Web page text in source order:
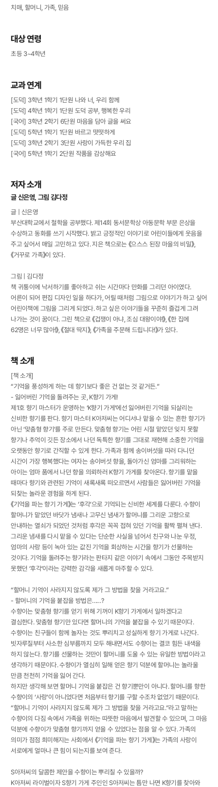
치매, 할머니, 가족, 믿음
대상 연령
초등 3~4학년
교과 연계
[도덕] 3학년 1학기 1단원 나와 너, 우리 함께
[도덕] 4학년 1학기 1단원 도덕 공부, 행복한 우리
[국어] 3학년 2학기 6단원 마음을 담아 글을 써요
[도덕] 5학년 1학기 1단원 바르고 떳떳하게
[도덕] 3학년 2학기 3단원 사랑이 가득한 우리 집
[국어] 5학년 1학기 2단원 작품을 감상해요
저자 소개
글 신은영, 그림 김다정
글 | 신은영
부산대학교에서 철학을 공부했다. 제14회 동서문학상 아동문학 부문 은상을
수상하고 동화를 쓰기 시작했다. 밝고 긍정적인 이야기로 어린이들에게 웃음을
주고 싶어서 매일 고민하고 있다. 지은 책으로는 《으스스 된장 마을의 비밀》,
《거꾸로 가족》이 있다.
그림 | 김다정
책 귀퉁이에 낙서하기를 좋아하고 쉬는 시간마다 만화를 그리던 아이였다.
어른이 되어 편집 디자인 일을 하다가, 어릴 때처럼 그림으로 이야기가 하고 싶어
어린이책에 그림을 그리게 되었다. 하고 싶은 이야기들을 꾸준히 즐겁게 그려
나가는 것이 꿈이다. 그린 책으로 《겁쟁이 아냐, 조심 대왕이야!》, 《한 집에
62명은 너무 많아!》, 《절대 딱지》, 《가족을 주문해 드립니다!》가 있다.
책 소개
[책 소개]
“기억을 풍성하게 하는 데 향기보다 좋은 건 없는 것 같거든.”
- 잃어버린 기억을 돌려주는 곳, K향기 가게!
제1호 향기 마스터가 운영하는 ‘K향기 가게’에선 잃어버린 기억을 되살리는
신비한 향기를 판다. 향기 마스터 K아저씨는 어디서나 맡을 수 있는 흔한 향기가
아닌 ‘맞춤형 향기’를 주로 만든다. 맞춤형 향기는 어린 시절 맡았던 잊지 못할
향기나 추억이 깃든 장소에서 나던 독특한 향기를 그대로 재현해 소중한 기억을
오랫동안 향기로 간직할 수 있게 한다. 가족과 함께 송이버섯을 따러 다니던
시간이 가장 행복했다는 여자는 송이버섯 향을, 돌아가신 엄마를 그리워하는
아이는 엄마 품에서 나던 향을 의뢰하러 K향기 가게를 찾아온다. 향기를 맡을
때마다 향기와 관련된 기억이 새록새록 떠오르면서 사람들은 잃어버린 기억을
되찾는 놀라운 경험을 하게 된다.
《기억을 파는 향기 가게》는 ‘후각’으로 기억되는 신비한 세계를 다룬다. 수향이
할머니가 맡았던 바닷가 냄새나 고무신 냄새가 할머니를 그리운 고향으로
안내하는 열쇠가 되었던 것처럼 후각은 꼭꼭 접혀 있던 기억을 활짝 펼쳐 낸다.
그리운 냄새를 다시 맡을 수 있다는 단순한 사실을 넘어서 친구와 나눈 우정,
엄마의 사랑 등이 녹아 있는 값진 기억을 회상하는 시간을 향기가 선물하는
것이다. 기억을 돌려주는 향기라는 판타지 같은 이야기 속에서 그동안 주목받지
못했던 ‘후각’이라는 강력한 감각을 새롭게 마주할 수 있다.
“할머니 기억이 사라지지 않도록 제가 그 방법을 찾을 거라고요.”
- 할머니의 기억을 붙잡을 방법은……?
수향이는 맞춤형 향기를 얻기 위해 기꺼이 K향기 가게에서 일하겠다고
결심한다. 맞춤형 향기만 있다면 할머니의 기억을 붙잡을 수 있기 때문이다.
수향이는 친구들이 함께 놀자는 것도 뿌리치고 성실하게 향기 가게로 나간다.
빗자루질부터 사소한 심부름까지 모두 해내면서도 수향이는 결코 힘든 내색을
하지 않는다. 향기를 선물하는 것만이 할머니를 도울 수 있는 유일한 방법이라고
생각하기 때문이다. 수향이가 열심히 일해 얻은 향기 덕분에 할머니는 놀라울
만큼 천천히 기억을 잃어 간다.
하지만 생각해 보면 할머니 기억을 붙잡은 건 향기뿐만이 아니다. 할머니를 향한
수향이의 ‘사랑’이 아니었다면 처음부터 향기를 구할 수조차 없었기 때문이다.
“할머니 기억이 사라지지 않도록 제가 그 방법을 찾을 거라고요.”라고 말하는
수향이의 다짐 속에서 가족을 위하는 따뜻한 마음에서 발견할 수 있으며, 그 마음
덕분에 수향이가 맞춤형 향기까지 얻을 수 있었다는 점을 알 수 있다. 가족의
의미가 점점 희미해지는 사회에서 《기억을 파는 향기 가게》는 가족의 사랑이
서로에게 얼마나 큰 힘이 되는지를 보여 준다.
S아저씨의 달콤한 제안을 수향이는 뿌리칠 수 있을까?
K아저씨 라이벌이자 S향기 가게 주인인 S아저씨는 틈만 나면 K향기를 찾아와